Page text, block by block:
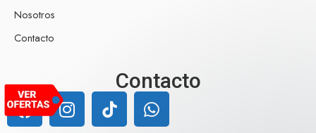
Nosotros
Contacto
Contacto
Nuestro equipo de atención al cliente
está aquí para responder a sus
preguntas. ¡Pregúntenos cualquier